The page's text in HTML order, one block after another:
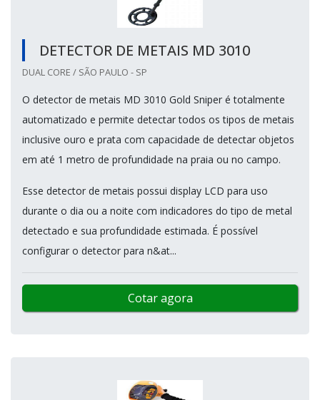
DETECTOR DE METAIS MD 3010
DUAL CORE / SÃO PAULO - SP
O detector de metais MD 3010 Gold Sniper é totalmente
automatizado e permite detectar todos os tipos de metais
inclusive ouro e prata com capacidade de detectar objetos
em até 1 metro de profundidade na praia ou no campo.
Esse detector de metais possui display LCD para uso
durante o dia ou a noite com indicadores do tipo de metal
detectado e sua profundidade estimada. É possível
configurar o detector para n&at...
Cotar agora